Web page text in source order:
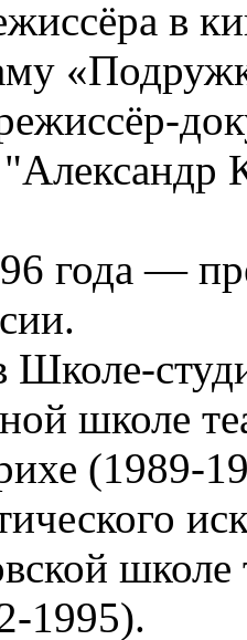
в
года —
Школе-
школе
(1989-
школе
1995).